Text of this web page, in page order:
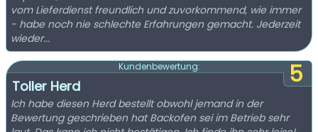
vom Lieferdienst freundlich und zuvorkommend, wie immer
- habe noch nie schlechte Erfahrungen gemacht. Jederzeit
wieder...
5
Kundenbewertung:
Toller Herd
Ich habe diesen Herd bestellt obwohl jemand in der
Bewertung geschrieben hat Backofen sei im Betrieb sehr